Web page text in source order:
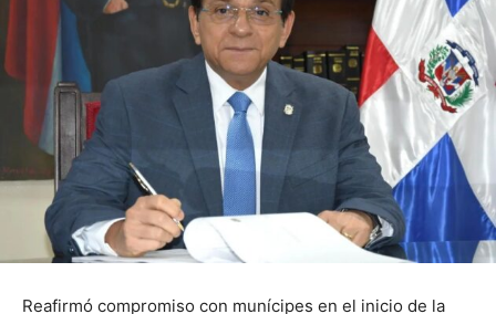
Reafirmó compromiso con munícipes en el inicio de la